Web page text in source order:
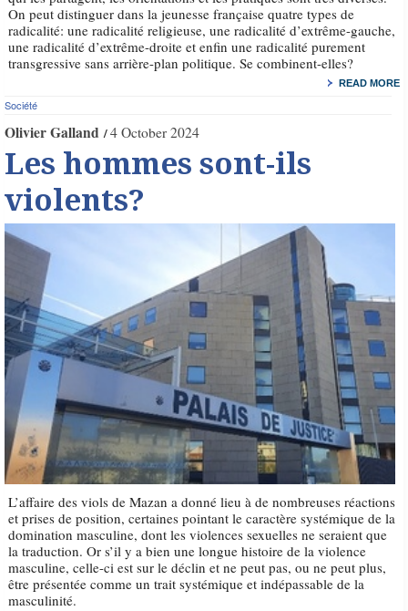
On peut distinguer dans la jeunesse française quatre types de
radicalité: une radicalité religieuse, une radicalité d’extrême-gauche,
une radicalité d’extrême-droite et enfin une radicalité purement
transgressive sans arrière-plan politique. Se combinent-elles?
READ MORE
Société
Olivier Galland 4 October 2024
Les hommes sont-ils
violents?
L’affaire des viols de Mazan a donné lieu à de nombreuses réactions
et prises de position, certaines pointant le caractère systémique de la
domination masculine, dont les violences sexuelles ne seraient que
la traduction. Or s’il y a bien une longue histoire de la violence
masculine, celle-ci est sur le déclin et ne peut pas, ou ne peut plus,
être présentée comme un trait systémique et indépassable de la
masculinité.